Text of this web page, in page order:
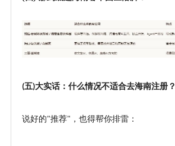
(五)大实话：什么情况不适合去海南注册？
说好的"推荐" ，也得帮你排雷：